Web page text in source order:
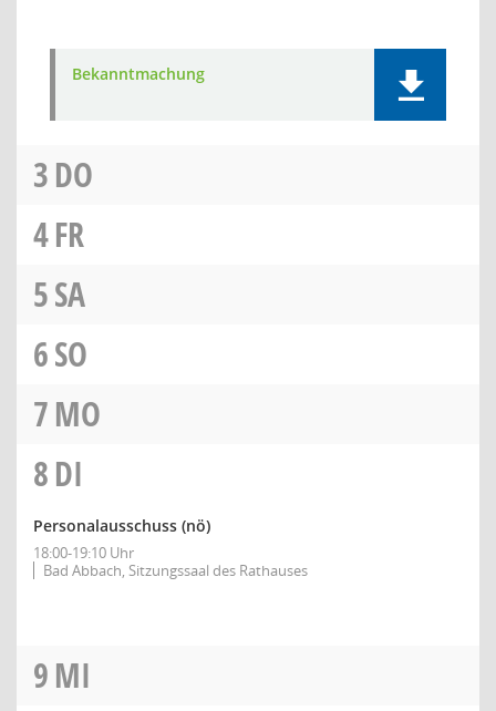
Bekanntmachung
3DO
4FR
5SA
6SO
7MO
8DI
Personalausschuss (nö)
18:00-19:10 Uhr
Bad Abbach, Sitzungssaal des Rathauses
9MI